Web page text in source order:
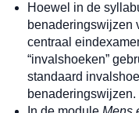
Hoewel in de
benaderingswijzen
centraal
“invalshoeken”
standaard
benaderingswijzen.